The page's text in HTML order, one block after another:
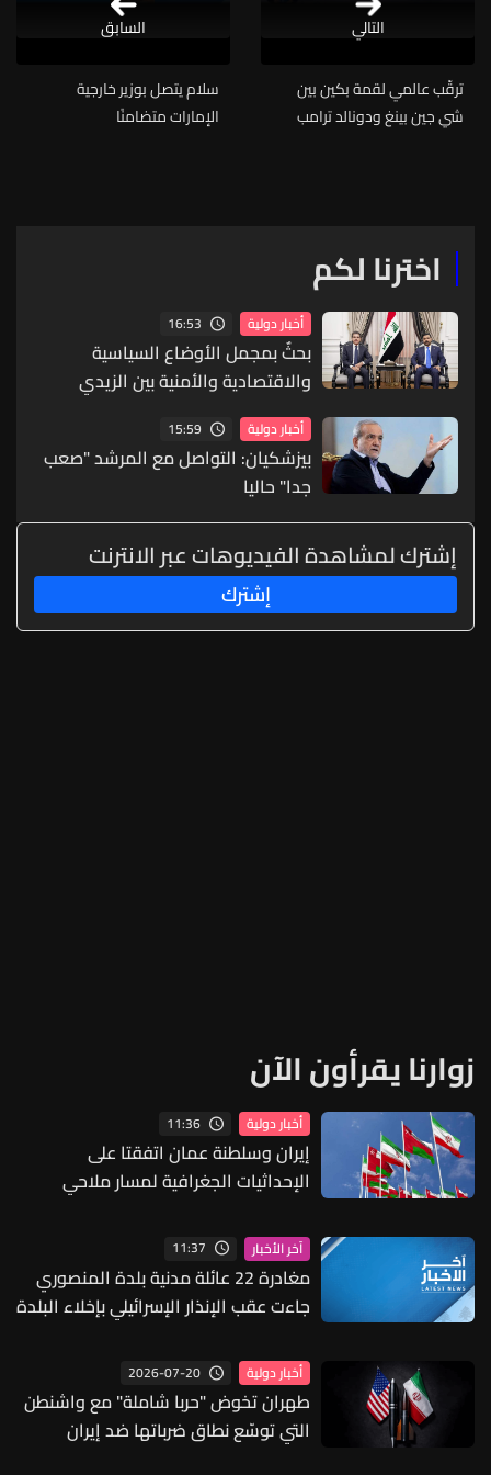
التالي
ترقّب عالمي لقمة بكين بين
شي جين بينغ ودونالد ترامب
سلام يتصل بوزير خارجية
الإمارات متضامنًا
السابق
اخترنا لكم
أخبار دولية 16:53
بحثٌ بمجمل الأوضاع السياسية
والاقتصادية والأمنية بين الزيدي
وبارزاني
أخبار دولية 15:59
بيزشكيان: التواصل مع المرشد "صعب
جدا" حاليا
إشترك لمشاهدة الفيديوهات عبر الانترنت
إشترك
زوارنا يقرأون الآن
أخبار دولية 11:36
إيران وسلطنة عمان اتفقتا على
الإحداثيات الجغرافية لمسار ملاحي
آخر الأخبار 11:37
مغادرة 22 عائلة مدنية بلدة المنصوري
جاءت عقب الإنذار الإسرائيلي بإخلاء البلدة
أخبار دولية 2026-07-20
طهران تخوض "حربا شاملة" مع واشنطن
التي توسّع نطاق ضرباتها ضد إيران